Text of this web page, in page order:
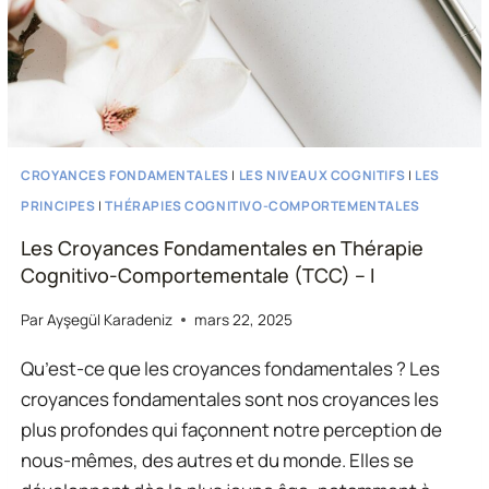
CROYANCES FONDAMENTALES | LES NIVEAUX COGNITIFS | LES
PRINCIPES |THÉRAPIES COGNITIVO-COMPORTEMENTALES
Les Croyances Fondamentales en Thérapie
Cognitivo-Comportementale (TCC) – I
ParAyşegül Karadeniz mars 22, 2025
Qu’est-ce que les croyances fondamentales ? Les
croyances fondamentales sont nos croyances les
plus profondes qui façonnent notre perception de
nous-mêmes, des autres et du monde. Elles se